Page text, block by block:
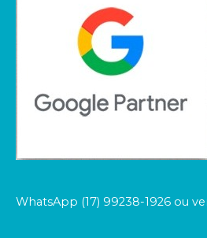
WhatsApp (17) 99238-1926 ou